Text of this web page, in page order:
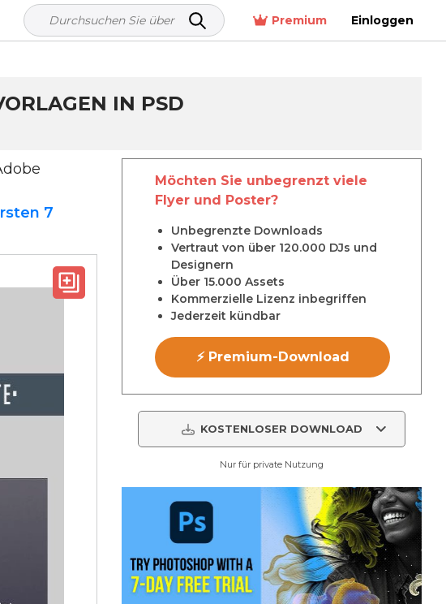
Premium Einloggen
IN PSD
7
Möchten Sie unbegrenzt viele
Flyer und Poster?
Unbegrenzte Downloads
Vertraut von über 120.000 DJs und
Designern
Über 15.000 Assets
Kommerzielle Lizenz inbegriffen
Jederzeit kündbar
⚡ Premium-Download
KOSTENLOSER DOWNLOAD
Nur für private Nutzung